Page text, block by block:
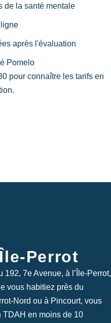
de la santé mentale
après l'évaluation
Pomelo
pour connaître les tarifs en
Perrot
7e Avenue, à l’Île-Perrot,
vous habitiez près du
Nord ou à Pincourt, vous
TDAH en moins de 10